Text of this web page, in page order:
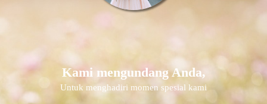
Kami mengundang Anda,
Untuk menghadiri momen spesial kami